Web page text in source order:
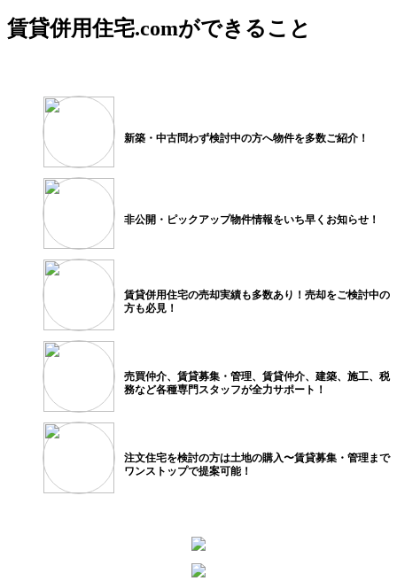
賃貸併用住宅.comができること
新築・中古問わず検討中の方へ物件を多数ご紹介！
非公開・ピックアップ物件情報をいち早くお知らせ！
賃貸併用住宅の売却実績も多数あり！ 売却をご検討中の
方も必見！
売買仲介、賃貸募集・管理、 賃貸仲介、建築、施工、税
務など各種専門スタッフが全力サポート！
注文住宅を検討の方は土地の購入〜賃貸募集・管理まで
ワンストップで提案可能！